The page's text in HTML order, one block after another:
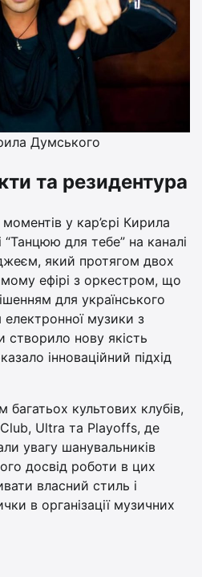
Думського
та резидентура
у кар’єрі Кирила
для тебе” на каналі
який протягом двох
ефірі з оркестром, що
для українського
музики з
нову якість
інноваційний підхід
культових клубів,
Ultra та Playoffs, де
увагу шанувальників
досвід роботи в цих
власний стиль і
в організації музичних